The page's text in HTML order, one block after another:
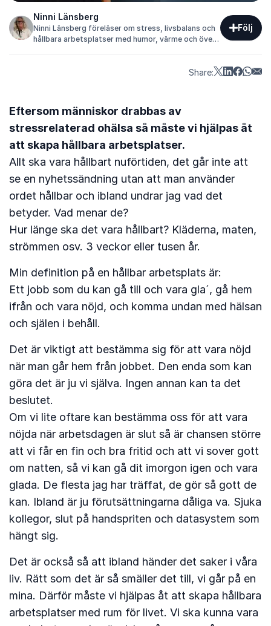
Ninni Länsberg
Ninni Länsberg föreläser om stress, livsbalans och
hållbara arbetsplatser med humor, värme och över
Följ
Share:
Eftersom människor drabbas av
stressrelaterad ohälsa så måste vi hjälpas åt
att skapa hållbara arbetsplatser.
Allt ska vara hållbart nuförtiden, det går inte att
se en nyhetssändning utan att man använder
ordet hållbar och ibland undrar jag vad det
betyder. Vad menar de?
Hur länge ska det vara hållbart? Kläderna, maten,
strömmen osv. 3 veckor eller tusen år.
Min definition på en hållbar arbetsplats är:
Ett jobb som du kan gå till och vara gla´, gå hem
ifrån och vara nöjd, och komma undan med hälsan
och själen i behåll.
Det är viktigt att bestämma sig för att vara nöjd
när man går hem från jobbet. Den enda som kan
göra det är ju vi själva. Ingen annan kan ta det
beslutet.
Om vi lite oftare kan bestämma oss för att vara
nöjda när arbetsdagen är slut så är chansen större
att vi får en fin och bra fritid och att vi sover gott
om natten, så vi kan gå dit imorgon igen och vara
glada. De flesta jag har träffat, de gör så gott de
kan. Ibland är ju förutsättningarna dåliga va. Sjuka
kollegor, slut på handspriten och datasystem som
hängt sig.
Det är också så att ibland händer det saker i våra
liv. Rätt som det är så smäller det till, vi går på en
mina. Därför måste vi hjälpas åt att skapa hållbara
arbetsplatser med rum för livet. Vi ska kunna vara